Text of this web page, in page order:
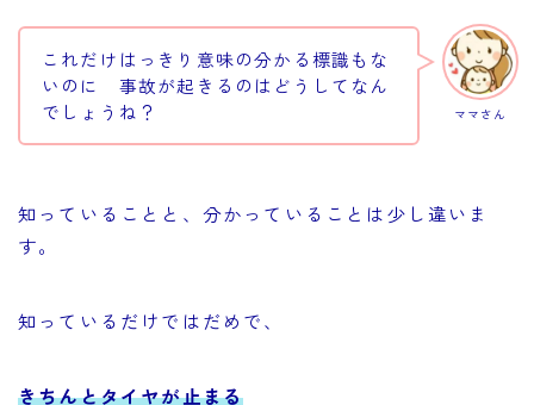
ママさん
これだけはっきり意味の分かる標識もな
いのに 事故が起きるのはどうしてなん
でしょうね？
知っていることと、分かっていることは少し違いま
す。
知っているだけではだめで、
きちんとタイヤが止まる